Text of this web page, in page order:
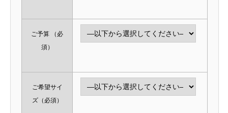
ご予算
（必
須）
ご希望サイ
ズ（必須）